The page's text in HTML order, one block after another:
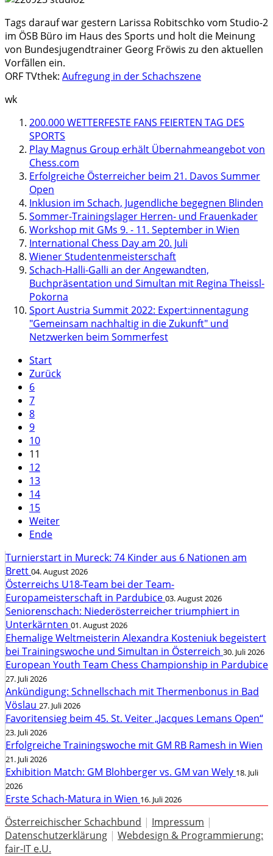
Tags darauf war gestern Larissa Robitschko vom Studio-2
im ÖSB Büro im Haus des Sports und holt die Meinung
von Bundesjugendtrainer Georg Fröwis zu den aktuellen
Vorfällen ein.
ORF TVthek: Aufregung in der Schachszene
wk
200.000 WETTERFESTE FANS FEIERTEN TAG DES
SPORTS
Play Magnus Group erhält Übernahmeangebot von
Chess.com
Erfolgreiche Österreicher beim 21. Davos Summer
Open
Inklusion im Schach, Jugendliche begegnen Blinden
Sommer-Trainingslager Herren- und Frauenkader
Workshop mit GMs 9. - 11. September in Wien
International Chess Day am 20. Juli
Wiener Studentenmeisterschaft
Schach-Halli-Galli an der Angewandten,
Buchpräsentation und Simultan mit Regina Theissl-
Pokorna
Sport Austria Summit 2022: Expert:innentagung
"Gemeinsam nachhaltig in die Zukunft" und
Netzwerken beim Sommerfest
Start
Zurück
6
7
8
9
10
11
12
13
14
15
Weiter
Ende
Turnierstart in Mureck: 74 Kinder aus 6 Nationen am
Brett 04. August 2026
Österreichs U18-Team bei der Team-
Europameisterschaft in Pardubice 03. August 2026
Seniorenschach: Niederösterreicher triumphiert in
Unterkärnten 01. August 2026
Ehemalige Weltmeisterin Alexandra Kosteniuk begeistert
bei Trainingswoche und Simultan in Österreich 30. Juli 2026
European Youth Team Chess Championship in Pardubice
27. Juli 2026
Ankündigung: Schnellschach mit Thermenbonus in Bad
Vöslau 27. Juli 2026
Favoritensieg beim 45. St. Veiter „Jacques Lemans Open“
23. Juli 2026
Erfolgreiche Trainingswoche mit GM RB Ramesh in Wien
21. Juli 2026
Exhibition Match: GM Blohberger vs. GM van Wely 18. Juli
2026
Erste Schach-Matura in Wien 16. Juli 2026
Österreichischer Schachbund | Impressum |
Datenschutzerklärung | Webdesign & Programmierung:
fair-IT e.U.